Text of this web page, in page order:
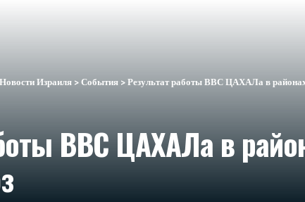
Новости Израиля >События >Результат работы ВВС ЦАХАЛа в
ВВС ЦАХАЛа в